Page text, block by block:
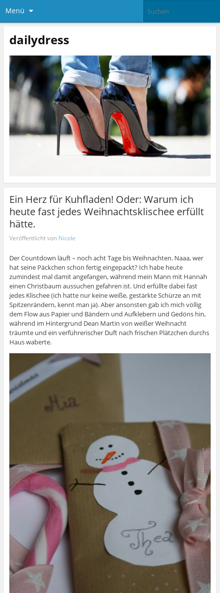
Menü
dailydress
Ein Herz für Kuhfladen! Oder: Warum ich
heute fast jedes Weihnachtsklischee erfüllt
hätte.
Veröffentlicht von Nicole
Der Countdown läuft – noch acht Tage bis Weihnachten. Naaa, wer
hat seine Päckchen schon fertig eingepackt? Ich habe heute
zumindest mal damit angefangen, während mein Mann mit Hannah
einen Christbaum aussuchen gefahren ist. Und erfüllte dabei fast
jedes Klischee (ich hatte nur keine weiße, gestärkte Schürze an mit
Spitzenrändern, kennt man ja). Aber ansonsten gab ich mich völlig
dem Flow aus Papier und Bändern und Aufklebern und Gedöns hin,
während im Hintergrund Dean Martin von weißer Weihnacht
träumte und ein verführerischer Duft nach frischen Plätzchen durchs
Haus waberte.